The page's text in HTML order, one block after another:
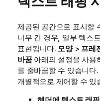
제공된 공간으로 표시할
너무 긴 경우, 일부 텍스
표현됩니다. 모양> 프레
바꿈아래의 설정을 사용
를 줄바꿈할 수 있습니다
개별적으로 제어할 수 있